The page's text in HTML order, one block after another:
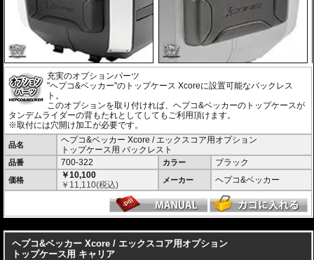
車種別専用キャリアによる確実な取付
車種別専用設計のリアキャリア「スマートラック」をケースホルダーとして
採用。 シンプルでスマートな設計にこだわり、確実な取付が可能です。車体
デザインとの一体感にも優れ、マシンのイメージも損ないません。
製品仕様
容量 : 40L
サイズ : 30 × 44 × 37cm
重量 : 約3.7kg
豊富なオプションでより使いやすく機能的に
バックレスト、リッドキャリア、インナーバッグなどの専用オプションをラ
インナップ。
ツーリングスタイルや使用シーンに応じて、さらに快適で機能的な仕様へア
ップグレードできます。
充実のオプションパーツ
"ヘプコ&ベッカー"のトップケース Xcoreに設置可能なバックレス
ト。
このオプションを取り付ければ、ヘプコ&ベッカーのトップケースが
タンデムライダーの背もたれとしてしてもご利用頂けます。
※取付には穴開け加工が必要です。
品名
ヘプコ&ベッカー Xcore / エックスコア用オプション
トップケース用 バックレスト
品番 700-322 カラー ブラック
価格
￥10,100
￥ 11,110(税込) メーカー ヘプコ&ベッカー
ヘプコ&ベッカー Xcore / エックスコア用オプション
トップケース用 キャリア